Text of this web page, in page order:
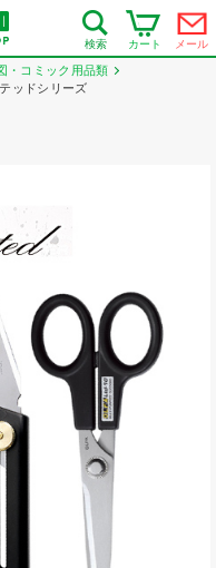
検索 カート メール
・コミック用品類
ッドシリーズ